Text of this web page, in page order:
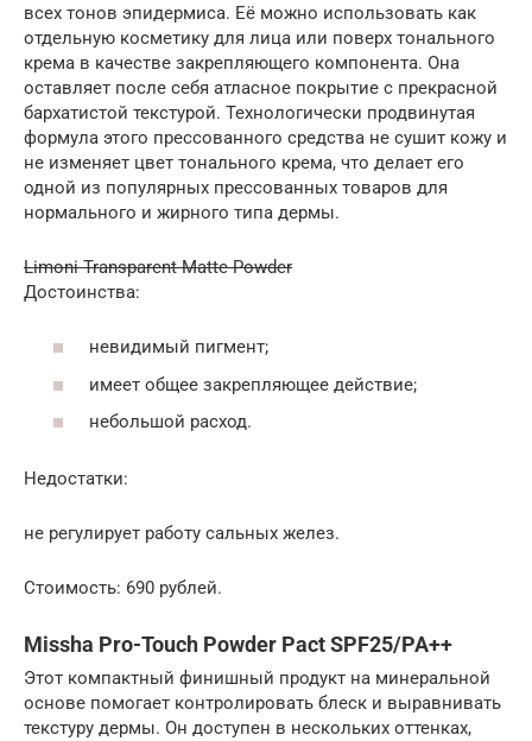
всех тонов эпидермиса. Её можно использовать как
отдельную косметику для лица или поверх тонального
крема в качестве закрепляющего компонента. Она
оставляет после себя атласное покрытие с прекрасной
бархатистой текстурой. Технологически продвинутая
формула этого прессованного средства не сушит кожу и
не изменяет цвет тонального крема, что делает его
одной из популярных прессованных товаров для
нормального и жирного типа дермы.
Limoni Transparent Matte Powder
Достоинства:
невидимый пигмент;
имеет общее закрепляющее действие;
небольшой расход.
Недостатки:
не регулирует работу сальных желез.
Стоимость: 690 рублей.
Missha Pro-Touch Powder Pact SPF25/PA++
Этот компактный финишный продукт на минеральной
основе помогает контролировать блеск и выравнивать
текстуру дермы. Он доступен в нескольких оттенках,